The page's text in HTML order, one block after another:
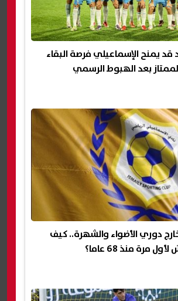
قد يمنح الإسماعيلي فرصة البقاء
بعد الهبوط الرسمي
دوري الأضواء والشهرة.. كيف
مرة منذ 68 عاما؟